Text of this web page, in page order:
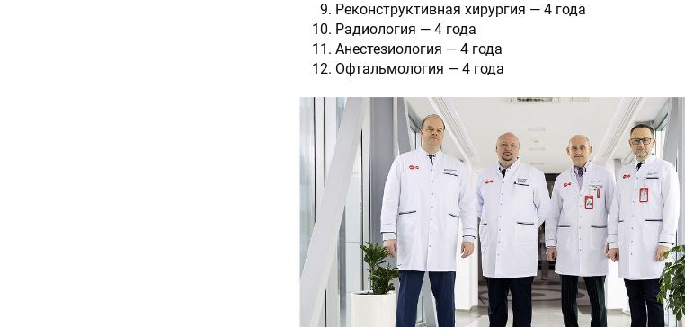
Реконструктивная хирургия — 4 года
Радиология — 4 года
Анестезиология — 4 года
Офтальмология — 4 года